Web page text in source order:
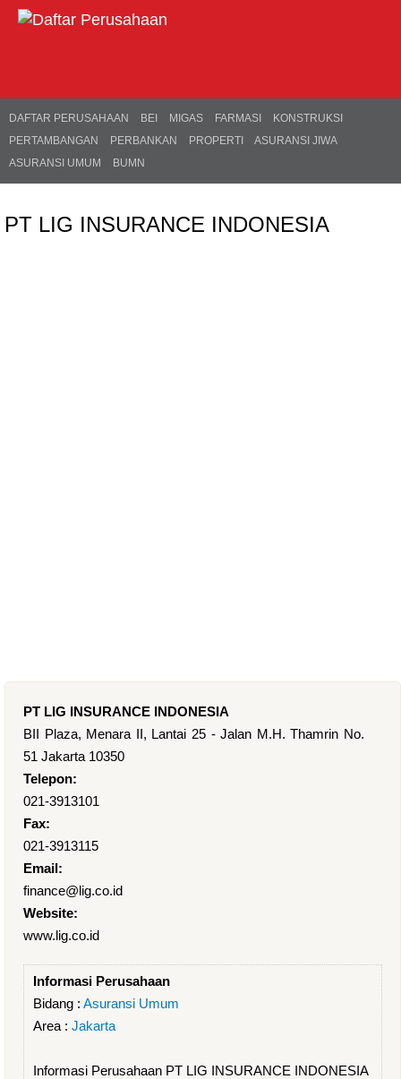
DAFTAR PERUSAHAAN BEI MIGAS FARMASI
KONSTRUKSI
PERTAMBANGAN
PERBANKAN PROPERTI
ASURANSI JIWA
ASURANSI UMUM
BUMN
PT LIG INSURANCE INDONESIA
PT LIG INSURANCE INDONESIA
BII Plaza, Menara II, Lantai 25 - Jalan M.H. Thamrin No.
51 Jakarta 10350
Telepon:
021-3913101
Fax:
021-3913115
Email:
finance@lig.co.id
Website:
www.lig.co.id
Informasi Perusahaan
Bidang : Asuransi Umum
Area : Jakarta
Informasi Perusahaan PT LIG INSURANCE INDONESIA